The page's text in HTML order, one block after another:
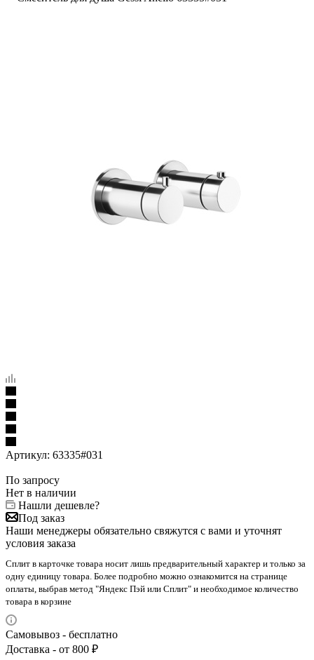
Артикул: 63335#031
По запросу
Нет в наличии
Нашли дешевле?
Под заказ
Наши менеджеры обязательно свяжутся с вами и уточнят
условия заказа
Сплит в карточке товара носит лишь предварительный характер и только за
одну единицу товара. Более подробно можно ознакомится на странице
оплаты, выбрав метод "Яндекс Пэй или Сплит" и необходимое количество
товара в корзине
Самовывоз - бесплатно
Доставка - от 800 ₽